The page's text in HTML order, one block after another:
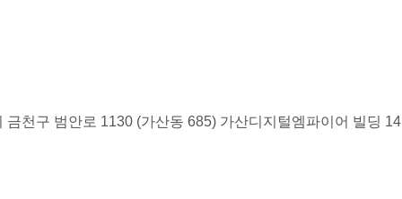
금천구 범안로 1130 (가산동 685) 가산디지털엠파이어 빌딩